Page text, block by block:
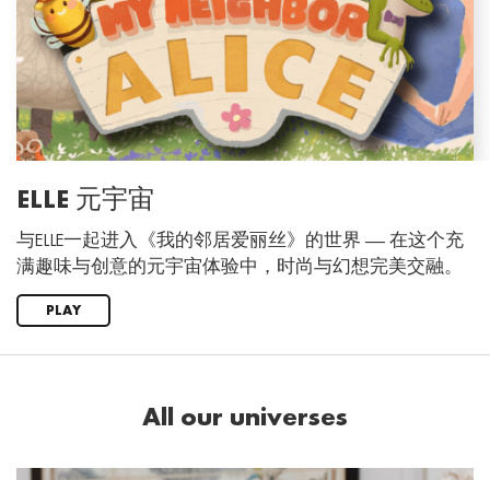
ELLE 元宇宙
与ELLE一起进入《我的邻居爱丽丝》的世界 —— 在这个充
满趣味与创意的元宇宙体验中，时尚与幻想完美交融。
PLAY
All our universes